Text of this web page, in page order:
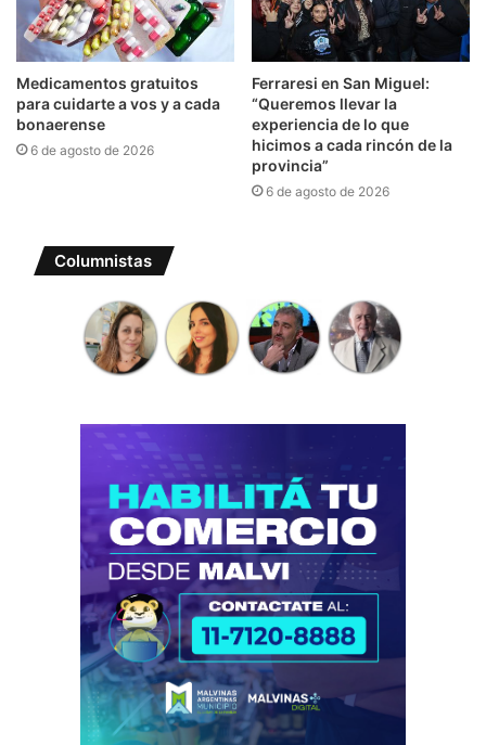
Medicamentos gratuitos
para cuidarte a vos y a cada
bonaerense
6 de agosto de 2026
Ferraresi en San Miguel:
“Queremos llevar la
experiencia de lo que
hicimos a cada rincón de la
provincia”
6 de agosto de 2026
Columnistas